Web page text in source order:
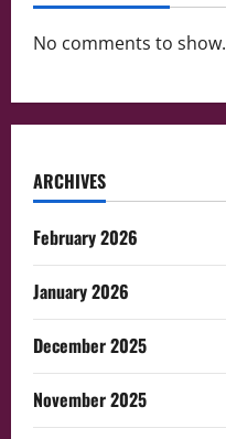
No comments to show.
ARCHIVES
February 2026
January 2026
December 2025
November 2025